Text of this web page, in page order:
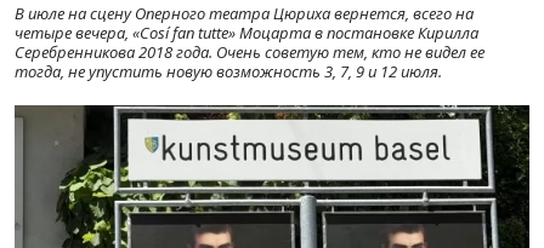
В июле на сцену Оперного театра Цюриха вернется, всего на
четыре вечера, «Cosí fan tutte» Моцарта в постановке Кирилла
Серебренникова 2018 года. Очень советую тем, кто не видел ее
тогда, не упустить новую возможность 3, 7, 9 и 12 июля.